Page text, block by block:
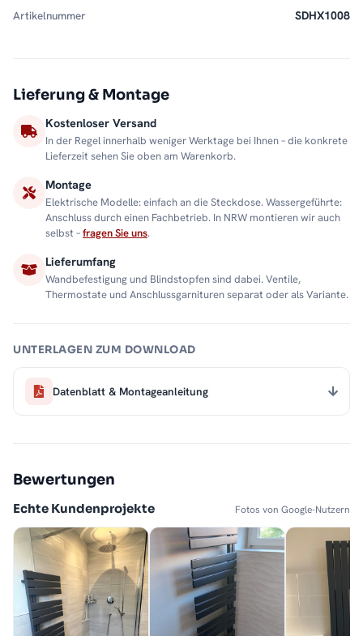
Artikelnummer SDHX1008
Lieferung & Montage
Kostenloser Versand
In der Regel innerhalb weniger Werktage bei Ihnen – die konkrete
Lieferzeit sehen Sie oben am Warenkorb.
Montage
Elektrische Modelle: einfach an die Steckdose. Wassergeführte:
Anschluss durch einen Fachbetrieb. In NRW montieren wir auch
selbst –fragen Sie uns.
Lieferumfang
Wandbefestigung und Blindstopfen sind dabei. Ventile,
Thermostate und Anschlussgarnituren separat oder als Variante.
UNTERLAGEN ZUM DOWNLOAD
Datenblatt & Montageanleitung
Bewertungen
Echte Kundenprojekte Fotos von Google-Nutzern